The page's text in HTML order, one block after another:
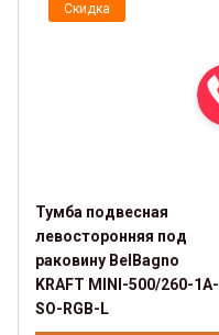
Скидка
Тумба подвесная
левосторонняя под
раковину BelBagno
KRAFT MINI-500/260-1A-
SO-RGB-L